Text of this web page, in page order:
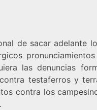
de sacar adelante
las denuncias
testaferros y
contra los